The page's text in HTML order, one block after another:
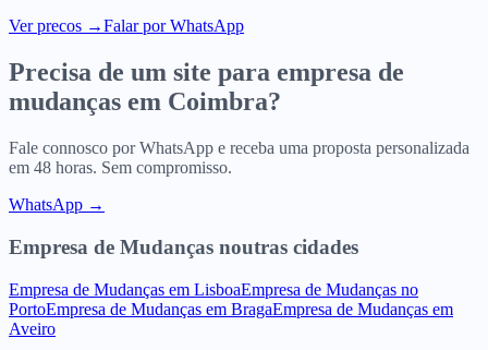
Ver precos →Falar por WhatsApp
Precisa de um site para empresa de
mudanças em Coimbra?
Fale connosco por WhatsApp e receba uma proposta personalizada
em 48 horas. Sem compromisso.
WhatsApp →
Empresa de Mudanças noutras cidades
Empresa de Mudanças em LisboaEmpresa de Mudanças no
PortoEmpresa de Mudanças em BragaEmpresa de Mudanças em
Aveiro